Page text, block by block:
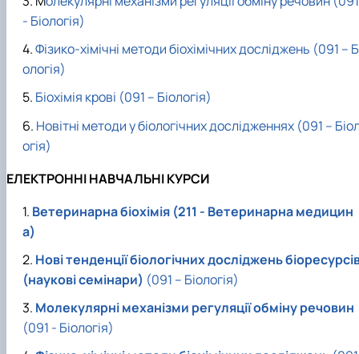
- Біологія)
Фізико-хімічні методи біохімічних досліджень (091 –
ологія)
Біохімія крові (091 – Біологія)
Новітні методи у біологічних дослідженнях (091 –
огія)
ЕЛЕКТРОННІ НАВЧАЛЬНІ КУРСИ
Ветеринарна біохімія (211 - Ветеринарна медицин
а)
Нові тенденції біологічних досліджень
(наукові семінари) (091 – Біологія)
Молекулярні механізми регуляції обміну речовин
(091 - Біологія)